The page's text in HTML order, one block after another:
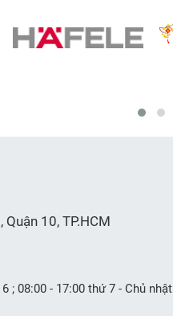
10, TP.HCM
; 08:00 - 17:00 thứ 7 - Chủ nhật